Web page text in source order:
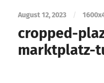
August 12, 2023 / 1600x
cropped-
marktplatz-